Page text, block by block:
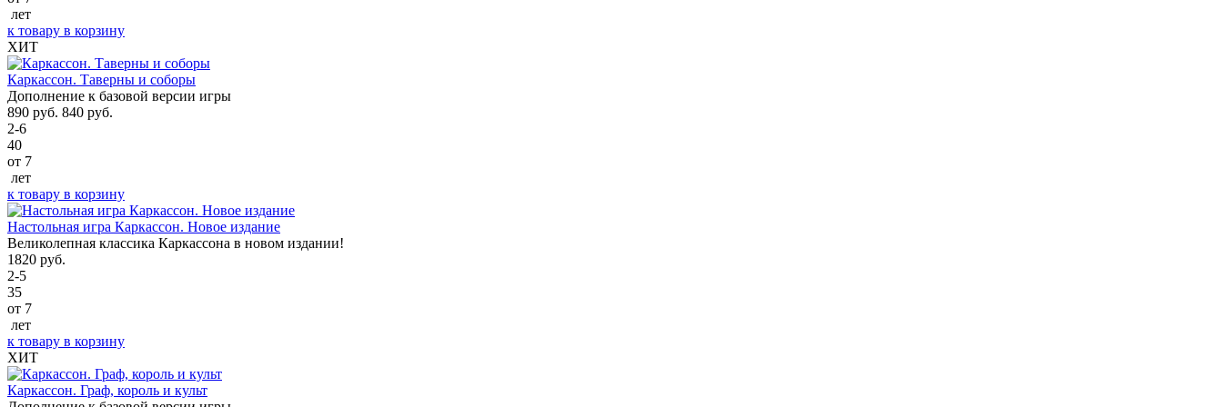
лет
к товару в корзину
ХИТ
Каркассон. Таверны и соборы
Дополнение к базовой версии игры
890 руб. 840 руб.
2-6
40
от 7
лет
к товару в корзину
Настольная игра Каркассон. Новое издание
Великолепная классика Каркассона в новом издании!
1820 руб.
2-5
35
от 7
лет
к товару в корзину
ХИТ
Каркассон. Граф, король и культ